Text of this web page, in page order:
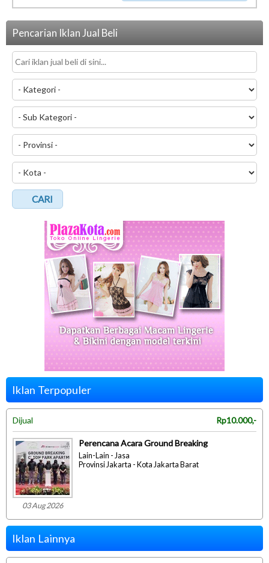
Pencarian Iklan Jual Beli
CARI
Iklan Terpopuler
Dijual Rp10.000,-
03 Aug 2026
Perencana Acara Ground Breaking
Lain-Lain - Jasa
Provinsi Jakarta - Kota Jakarta Barat
Iklan Lainnya